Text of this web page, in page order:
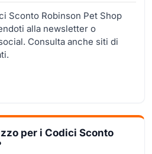
Sconto Robinson Pet Shop
alla newsletter o
Consulta anche siti di
per i Codici Sconto